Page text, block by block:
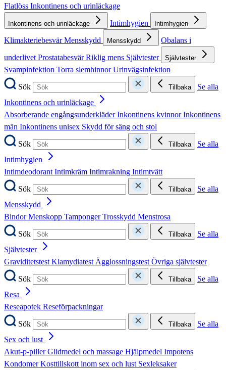
Flatlöss Inkontinens och urinläckage
Inkontinens och urinläckage Intimhygien Intimhygien
KlimakteriebesvärMensskydd Mensskydd
Obalans i
underlivetProstatabesvärRiklig mens Självtester Självtester
Svampinfektion Torra slemhinnorUrinvägsinfektion
Sök
Tillbaka
Se alla
Inkontinens och urinläckage
Absorberande engångsunderkläderInkontinens kvinnorInkontinens
män Inkontinens unisex Skydd för säng och stol
Sök
Tillbaka
Se alla
Intimhygien
IntimdeodorantIntimkräm Intimrakning Intimtvätt
Sök
Tillbaka
Se alla
Mensskydd
BindorMenskopp TampongerTrosskydd Menstrosa
Sök
Tillbaka
Se alla
Självtester
GraviditetstestKlamydiatestÄgglossningstestÖvriga självtester
Sök
Tillbaka
Se alla
Resa
Reseapotek Reseförpackningar
Sök
Tillbaka
Se alla
Sex och lust
Akut-p-pillerGlidmedel och massage Hjälpmedel Impotens
KondomerKosttillskott inom sex och lust Sexleksaker